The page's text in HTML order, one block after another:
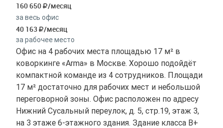
160 650 /месяц
за весь офис
40 163 /месяц
за рабочее место
Офис на 4 рабочих места площадью 17 м² в
коворкинге «Arma» в Москве. Хорошо подойдёт
компактной команде из 4 сотрудников. Площади
17 м² достаточно для рабочих мест и небольшой
переговорной зоны. Офис расположен по адресу
Нижний Сусальный переулок, д. 5, стр.19, этаж 3,
на 3 этаже 6-этажного здания. Здание класса B+